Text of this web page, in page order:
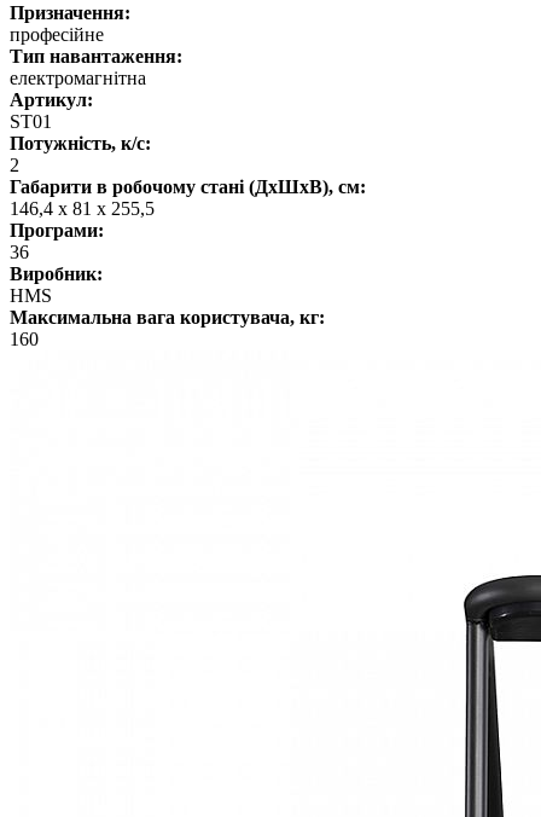
Призначення:
професійне
Тип навантаження:
електромагнітна
Артикул:
ST01
Потужність, к/с:
2
Габарити в робочому стані (ДхШхВ), см:
146,4 х 81 х 255,5
Програми:
36
Виробник:
HMS
Максимальна вага користувача, кг:
160